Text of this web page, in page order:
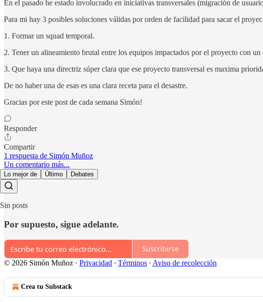
En el pasado he estado involucrado en iniciativas transversales (migración de
Para mi hay 3 posibles soluciones válidas por orden de facilidad para sacar el
1. Formar un squad temporal.
2. Tener un alineamiento brutal entre los equipos impactados por el proyecto con
3. Que haya una directriz súper clara que ese proyecto transversal es maxima
De no haber una de esas es una clara receta para el desastre.
Gracias por este post de cada semana Simón!
Responder
Compartir
1 respuesta de Simón Muñoz
Un comentario más...
Lo mejor de Último Debates
Sin posts
Por supuesto, sigue adelante.
Suscribirse
© 2026 Simón Muñoz · Privacidad ∙ Términos ∙ Aviso de recolección
Crea tu Substack